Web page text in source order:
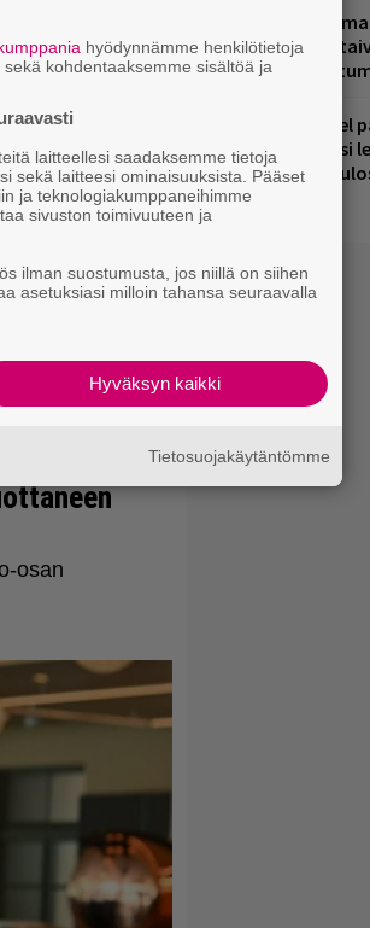
Mainio
10-vuotista
Blind
tauolta – uusi
Helsingissä
hyödynnämme henkilötietoja
kohdentaaksemme sisältöä ja
laitteellesi saadaksemme tietoja
sekä laitteesi ominaisuuksista. Pääset
ja teknologiakumppaneihimme
sivuston toimivuuteen ja
ilman suostumusta, jos niillä on siihen
asetuksiasi milloin tahansa seuraavalla
Hyväksyn kaikki
Tietosuojakäytäntömme